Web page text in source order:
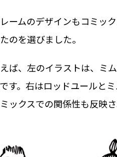
ームのデザインもコミッ
のを選びました。
ば、左のイラストは、ミ
す。右はロッドユールと
ックスでの関係性も反映さ